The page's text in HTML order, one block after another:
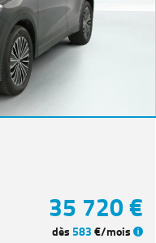
35 720 €
dès583€/mois